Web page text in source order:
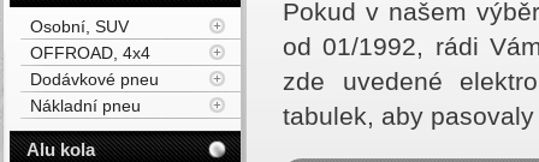
Pokud v našem
od 01/1992, rádi
zde uvedené
tabulek, aby
Osobní, SUV
OFFROAD, 4x4
Dodávkové pneu
Nákladní pneu
Alu kola